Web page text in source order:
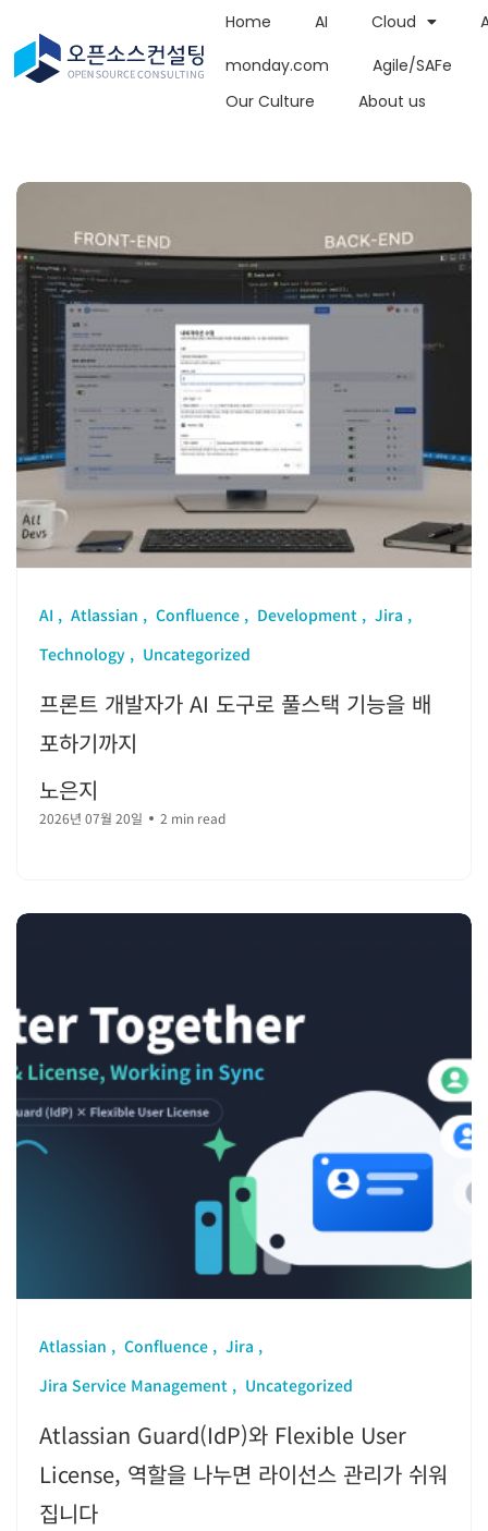
Home AI Cloud
monday.com
Agile/SAFe
Our Culture
About us
AI Atlassian Confluence Development
Jira
Technology
Uncategorized
프론트 개발자가 AI 도구로 풀스택 기능을 배
포하기까지
노은지
2026년 07월 20일 2 min read
Atlassian Confluence
Jira
Jira Service Management
Uncategorized
Atlassian Guard(IdP)와 Flexible User
License, 역할을 나누면 라이선스 관리가 쉬워
집니다